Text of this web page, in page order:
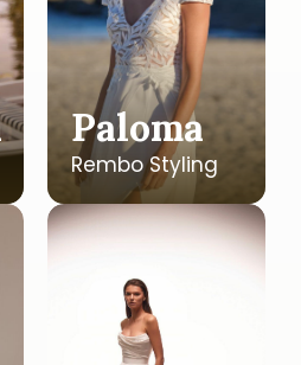
Paloma
Rembo Styling